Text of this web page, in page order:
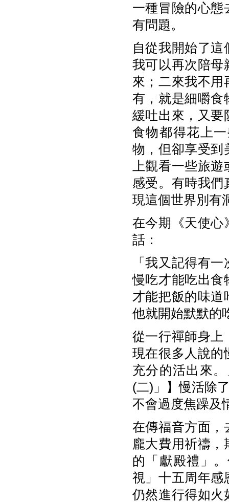
一種冒險的心態
有問題。
自從我開始了
我可以再次陪母
來；二來我不用
有，就是細嚼食
緩吐出來，又要
食物都得花上
物，但卻享受到
上觀看一些旅
感受。有時我們
現這個世界別有
在今期《天使心
話：
「我又記得有
慢吃才能吃出食
才能把飯的味道
他就開始默默的
從一行禪師身上
現在很多人說的
充分的活出來
(二)」】慢活除
不會過度焦躁及
在傳福音方面，
龐大費用祈禱
的「獻殿禮」
視」十五周年感
仍然進行得如火